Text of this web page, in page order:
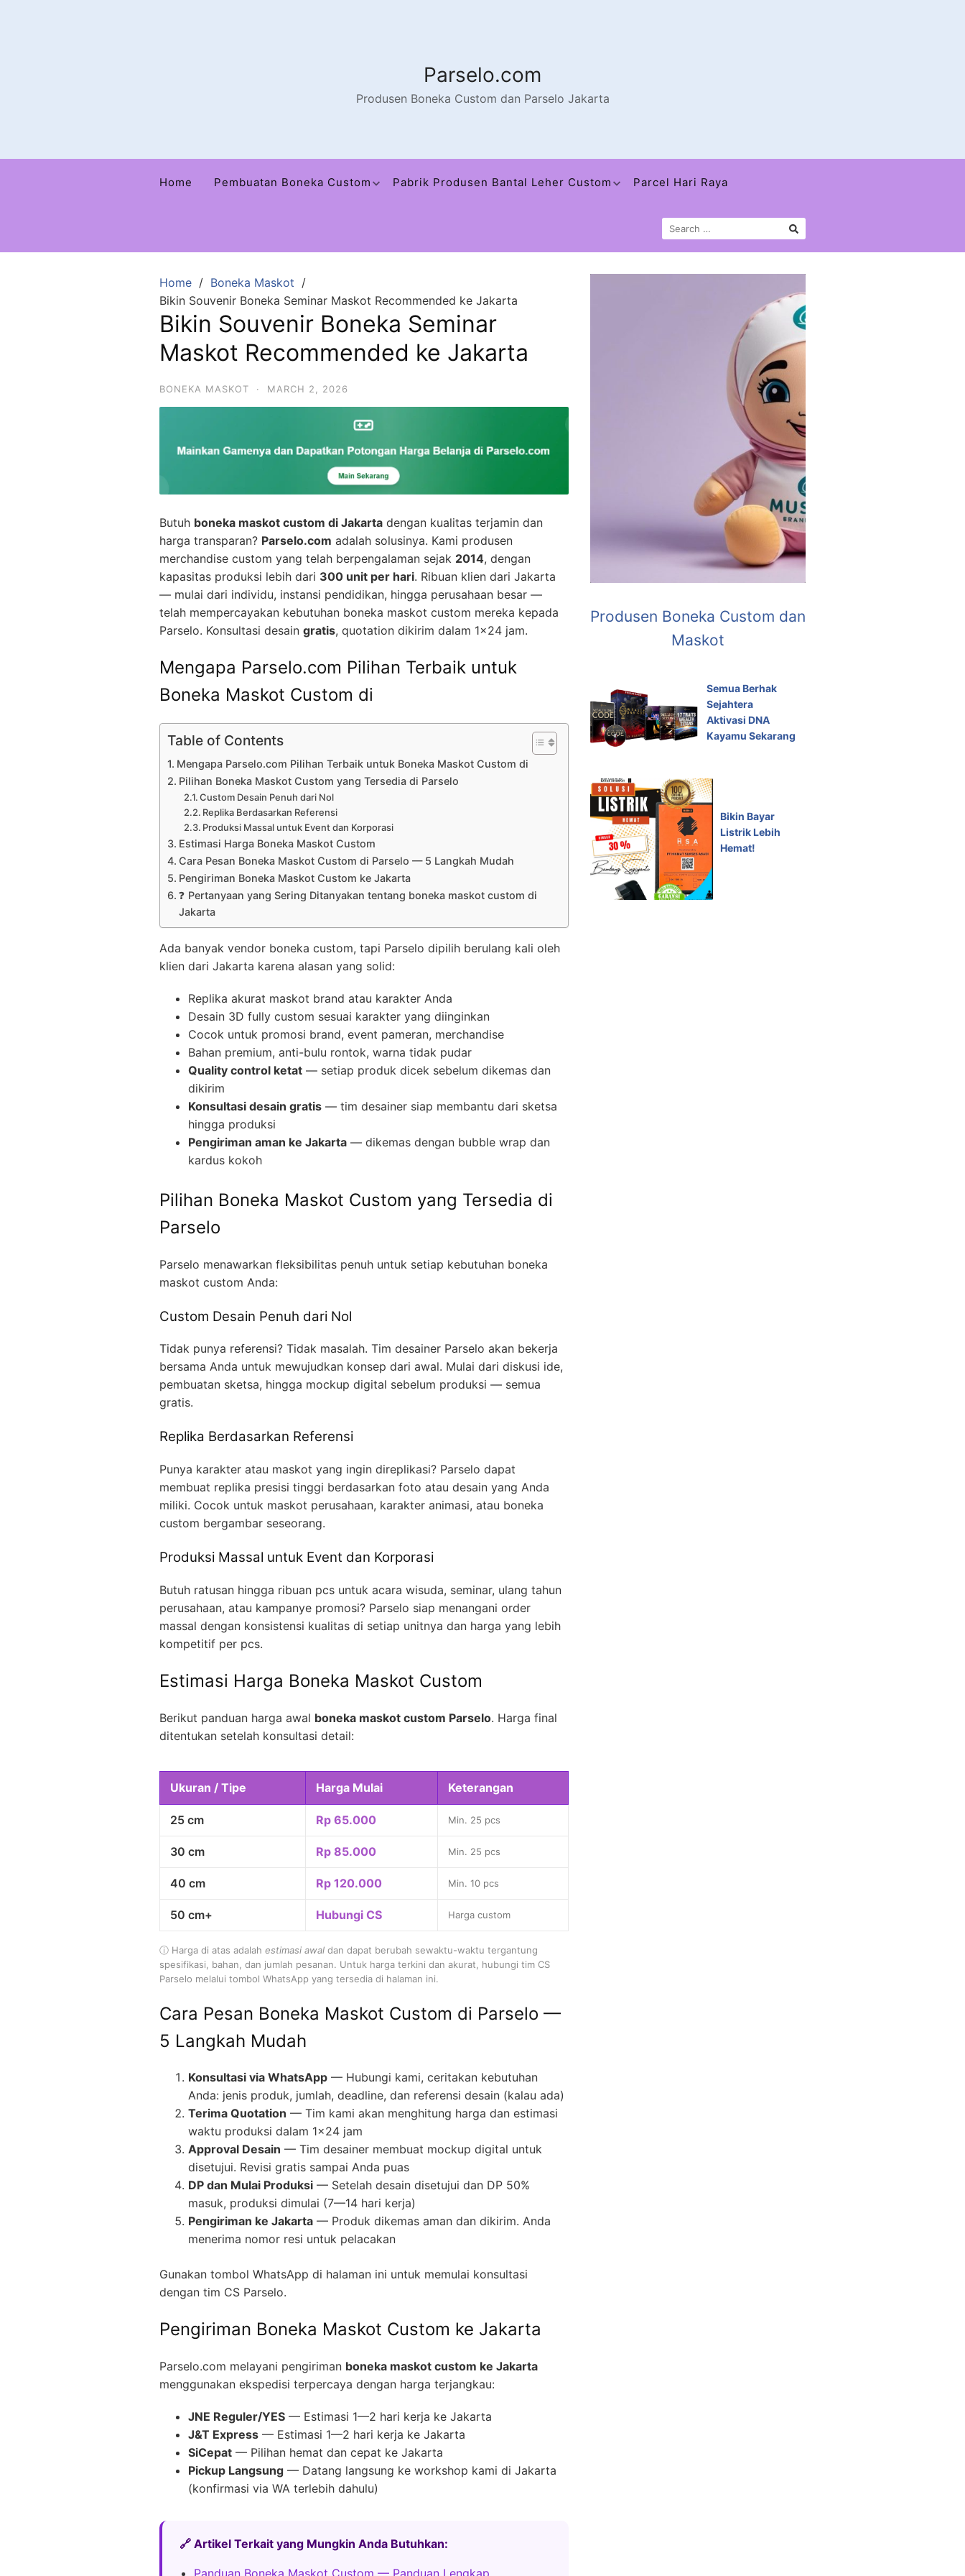
Parselo.com
Produsen Boneka Custom dan Parselo Jakarta
Home Pembuatan Boneka Custom Pabrik Produsen Bantal Leher Custom Parcel Hari Raya
Home
Boneka Maskot
Bikin Souvenir Boneka Seminar Maskot Recommended ke Jakarta
Bikin Souvenir Boneka Seminar
Maskot Recommended ke Jakarta
BONEKA MASKOT · MARCH 2, 2026
Butuh boneka maskot custom di Jakarta dengan kualitas terjamin dan
harga transparan? Parselo.com adalah solusinya. Kami produsen
merchandise custom yang telah berpengalaman sejak 2014, dengan
kapasitas produksi lebih dari 300 unit per hari. Ribuan klien dari Jakarta
— mulai dari individu, instansi pendidikan, hingga perusahaan besar —
telah mempercayakan kebutuhan boneka maskot custom mereka kepada
Parselo. Konsultasi desain gratis, quotation dikirim dalam 1×24 jam.
Mengapa Parselo.com Pilihan Terbaik untuk
Boneka Maskot Custom di
Table of Contents
Mengapa Parselo.com Pilihan Terbaik untuk Boneka Maskot Custom di
Pilihan Boneka Maskot Custom yang Tersedia di Parselo
Custom Desain Penuh dari Nol
Replika Berdasarkan Referensi
Produksi Massal untuk Event dan Korporasi
Estimasi Harga Boneka Maskot Custom
Cara Pesan Boneka Maskot Custom di Parselo — 5 Langkah Mudah
Pengiriman Boneka Maskot Custom ke Jakarta
❓ Pertanyaan yang Sering Ditanyakan tentang boneka maskot custom di
Jakarta
Ada banyak vendor boneka custom, tapi Parselo dipilih berulang kali oleh
klien dari Jakarta karena alasan yang solid:
Replika akurat maskot brand atau karakter Anda
Desain 3D fully custom sesuai karakter yang diinginkan
Cocok untuk promosi brand, event pameran, merchandise
Bahan premium, anti-bulu rontok, warna tidak pudar
Quality control ketat — setiap produk dicek sebelum dikemas dan
dikirim
Konsultasi desain gratis — tim desainer siap membantu dari sketsa
hingga produksi
Pengiriman aman ke Jakarta — dikemas dengan bubble wrap dan
kardus kokoh
Pilihan Boneka Maskot Custom yang Tersedia di
Parselo
Parselo menawarkan fleksibilitas penuh untuk setiap kebutuhan boneka
maskot custom Anda:
Custom Desain Penuh dari Nol
Tidak punya referensi? Tidak masalah. Tim desainer Parselo akan bekerja
bersama Anda untuk mewujudkan konsep dari awal. Mulai dari diskusi ide,
pembuatan sketsa, hingga mockup digital sebelum produksi — semua
gratis.
Replika Berdasarkan Referensi
Punya karakter atau maskot yang ingin direplikasi? Parselo dapat
membuat replika presisi tinggi berdasarkan foto atau desain yang Anda
miliki. Cocok untuk maskot perusahaan, karakter animasi, atau boneka
custom bergambar seseorang.
Produksi Massal untuk Event dan Korporasi
Butuh ratusan hingga ribuan pcs untuk acara wisuda, seminar, ulang tahun
perusahaan, atau kampanye promosi? Parselo siap menangani order
massal dengan konsistensi kualitas di setiap unitnya dan harga yang lebih
kompetitif per pcs.
Estimasi Harga Boneka Maskot Custom
Berikut panduan harga awal boneka maskot custom Parselo. Harga final
ditentukan setelah konsultasi detail:
Ukuran / Tipe Harga Mulai Keterangan
25 cm Rp 65.000 Min. 25 pcs
30 cm Rp 85.000 Min. 25 pcs
40 cm Rp 120.000 Min. 10 pcs
50 cm+ Hubungi CS Harga custom
ⓘ Harga di atas adalah estimasi awal dan dapat berubah sewaktu-waktu tergantung
spesifikasi, bahan, dan jumlah pesanan. Untuk harga terkini dan akurat, hubungi tim CS
Parselo melalui tombol WhatsApp yang tersedia di halaman ini.
Cara Pesan Boneka Maskot Custom di Parselo —
5 Langkah Mudah
Konsultasi via WhatsApp — Hubungi kami, ceritakan kebutuhan
Anda: jenis produk, jumlah, deadline, dan referensi desain (kalau ada)
Terima Quotation — Tim kami akan menghitung harga dan estimasi
waktu produksi dalam 1×24 jam
Approval Desain — Tim desainer membuat mockup digital untuk
disetujui. Revisi gratis sampai Anda puas
DP dan Mulai Produksi — Setelah desain disetujui dan DP 50%
masuk, produksi dimulai (7—14 hari kerja)
Pengiriman ke Jakarta — Produk dikemas aman dan dikirim. Anda
menerima nomor resi untuk pelacakan
Gunakan tombol WhatsApp di halaman ini untuk memulai konsultasi
dengan tim CS Parselo.
Pengiriman Boneka Maskot Custom ke Jakarta
Parselo.com melayani pengiriman boneka maskot custom ke Jakarta
menggunakan ekspedisi terpercaya dengan harga terjangkau:
JNE Reguler/YES — Estimasi 1—2 hari kerja ke Jakarta
J&T Express — Estimasi 1—2 hari kerja ke Jakarta
SiCepat — Pilihan hemat dan cepat ke Jakarta
Pickup Langsung — Datang langsung ke workshop kami di Jakarta
(konfirmasi via WA terlebih dahulu)
🔗 Artikel Terkait yang Mungkin Anda Butuhkan:
Produsen Boneka Custom dan
Maskot
Semua Berhak
Sejahtera
Aktivasi DNA
Kayamu Sekarang
Bikin Bayar
Listrik Lebih
Hemat!